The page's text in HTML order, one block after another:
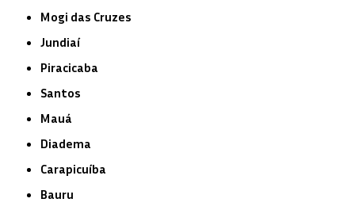
Mogi das Cruzes
Jundiaí
Piracicaba
Santos
Mauá
Diadema
Carapicuíba
Bauru